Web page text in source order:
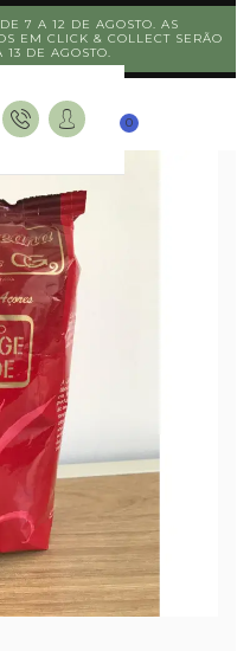
7 A 12 DE AGOSTO. AS
EM CLICK & COLLECT SERÃO
13 DE AGOSTO.
0